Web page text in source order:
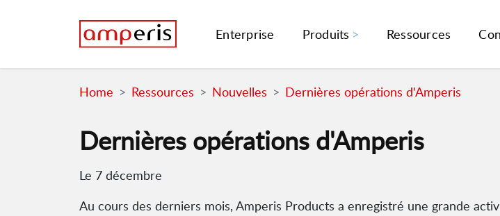
Enterprise Produits Ressources
Home Ressources Nouvelles Dernières opérations d'Amperis
Dernières opérations d'Amperis
Le 7 décembre
Au cours des derniers mois, Amperis Products a enregistré une grande